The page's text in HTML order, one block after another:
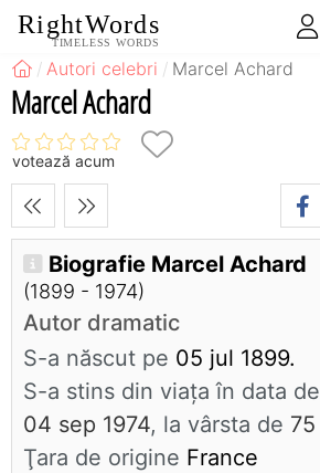
RightWords
TIMELESS WORDS
Autori celebri Marcel Achard
Marcel Achard
votează acum
Biografie Marcel Achard
(1899 - 1974)
Autor dramatic
S-a născut pe 05 jul 1899.
S-a stins din viaţa în data de
04 sep 1974, la vârsta de 75
Ţara de origine France